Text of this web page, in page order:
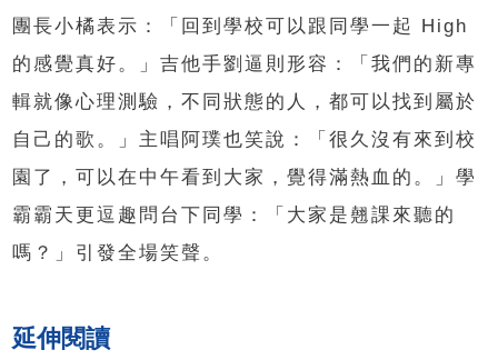
團長小橘表示：「回到學校可以跟同學一起 High
的感覺真好。」吉他手劉逼則形容：「我們的新專
輯就像心理測驗，不同狀態的人，都可以找到屬於
自己的歌。」主唱阿璞也笑說：「很久沒有來到校
園了，可以在中午看到大家，覺得滿熱血的。」學
霸霸天更逗趣問台下同學：「大家是翹課來聽的
嗎？」引發全場笑聲。
延伸閱讀